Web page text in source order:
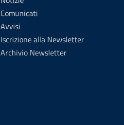
Comunicati
Avvisi
Iscrizione alla Newsletter
Archivio Newsletter